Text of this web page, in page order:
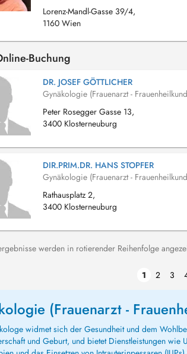
Lorenz-Mandl-Gasse 39/4,
1160 Wien
Buchung
DR. JOSEF GÖTTLICHER
Gynäkologie (Frauenarzt -
Peter Rosegger Gasse 13,
3400 Klosterneuburg
DIR.PRIM.DR. HANS STOPFER
Gynäkologie (Frauenarzt -
Rathausplatz 2,
3400 Klosterneuburg
werden in rotierender Reihenfolge
1 2 3
(Frauenarzt -
widmet sich der Gesundheit und dem
und Geburt, und bietet Dienstleistungen wie